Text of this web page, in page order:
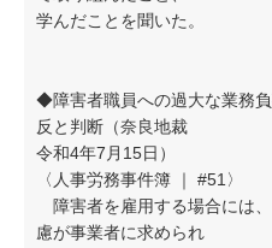
学んだことを聞いた。
◆障害者職員への過大な業務
反と判断（奈良地裁
令和4年7月15日）
〈人事労務事件簿 ｜ #51〉
障害者を雇用する場合には
慮が事業者に求められ